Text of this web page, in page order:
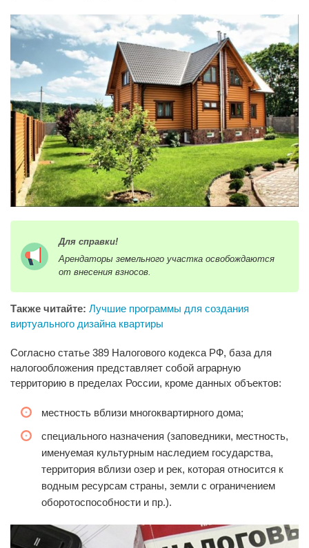
Для справки!
Арендаторы земельного участка освобождаются
от внесения взносов.
Также читайте: Лучшие программы для создания
виртуального дизайна квартиры
Согласно статье 389 Налогового кодекса РФ, база для
налогообложения представляет собой аграрную
территорию в пределах России, кроме данных объектов:
местность вблизи многоквартирного дома;
специального назначения (заповедники, местность,
именуемая культурным наследием государства,
территория вблизи озер и рек, которая относится к
водным ресурсам страны, земли с ограничением
оборотоспособности и пр.).